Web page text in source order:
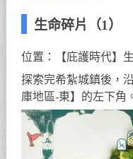
生命碎片（1）
位置：【庇護時代】
探索完希紮城鎮後，
庫地區-東】的左下角